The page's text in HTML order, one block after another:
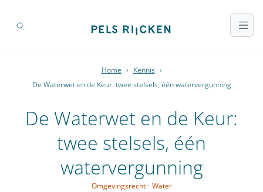
Home › Kennis ›
De Waterwet en de Keur: twee stelsels, één watervergunning
De Waterwet en de Keur:
twee stelsels, één
watervergunning
Omgevingsrecht · Water